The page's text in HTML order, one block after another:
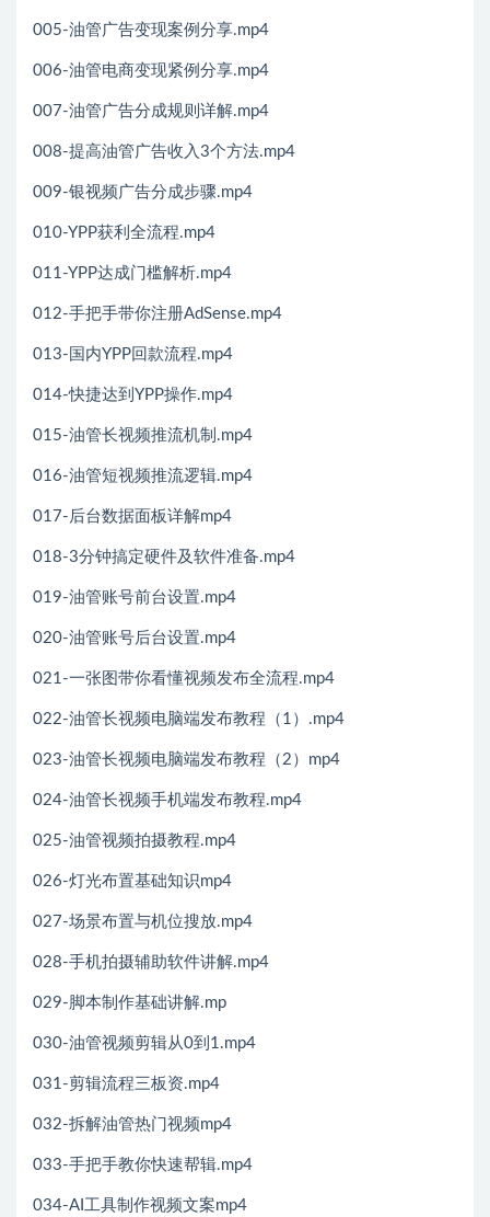
005-油管广告变现案例分享.mp4
006-油管电商变现紧例分享.mp4
007-油管广告分成规则详解.mp4
008-提高油管广告收入3个方法.mp4
009-银视频广告分成步骤.mp4
010-YPP获利全流程.mp4
011-YPP达成门槛解析.mp4
012-手把手带你注册AdSense.mp4
013-国内YPP回款流程.mp4
014-快捷达到YPP操作.mp4
015-油管长视频推流机制.mp4
016-油管短视频推流逻辑.mp4
017-后台数据面板详解mp4
018-3分钟搞定硬件及软件准备.mp4
019-油管账号前台设置.mp4
020-油管账号后台设置.mp4
021-一张图带你看懂视频发布全流程.mp4
022-油管长视频电脑端发布教程（1）.mp4
023-油管长视频电脑端发布教程（2）mp4
024-油管长视频手机端发布教程.mp4
025-油管视频拍摄教程.mp4
026-灯光布置基础知识mp4
027-场景布置与机位搜放.mp4
028-手机拍摄辅助软件讲解.mp4
029-脚本制作基础讲解.mp
030-油管视频剪辑从0到1.mp4
031-剪辑流程三板资.mp4
032-拆解油管热门视频mp4
033-手把手教你快速帮辑.mp4
034-AI工具制作视频文案mp4